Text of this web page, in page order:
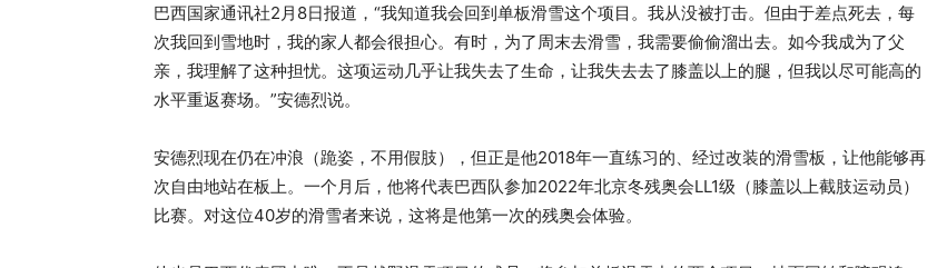
巴西国家通讯社2月8日报道，“我知道我会回到单板滑雪这个项目。我从没被打击。但由于差点死去，每
次我回到雪地时，我的家人都会很担心。有时，为了周末去滑雪，我需要偷偷溜出去。如今我成为了父
亲，我理解了这种担忧。这项运动几乎让我失去了生命，让我失去去了膝盖以上的腿，但我以尽可能高的
水平重返赛场。”安德烈说。
安德烈现在仍在冲浪（跪姿，不用假肢），但正是他2018年一直练习的、经过改装的滑雪板，让他能够再
次自由地站在板上。一个月后，他将代表巴西队参加2022年北京冬残奥会LL1级（膝盖以上截肢运动员）
比赛。对这位40岁的滑雪者来说，这将是他第一次的残奥会体验。